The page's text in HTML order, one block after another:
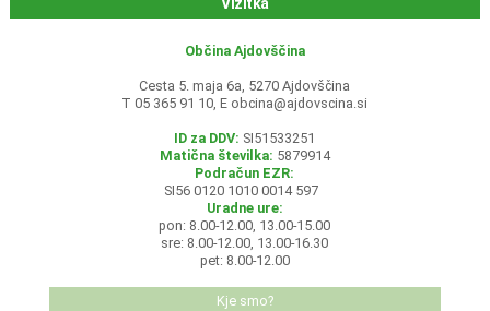
Občina Ajdovščina
Cesta 5. maja 6a, 5270 Ajdovščina
T 05 365 91 10, E obcina@ajdovscina.si
ID za DDV: SI51533251
Matična številka: 5879914
Podračun EZR:
SI56 0120 1010 0014 597
Uradne ure:
pon: 8.00-12.00, 13.00-15.00
sre: 8.00-12.00, 13.00-16.30
pet: 8.00-12.00
Kje smo?